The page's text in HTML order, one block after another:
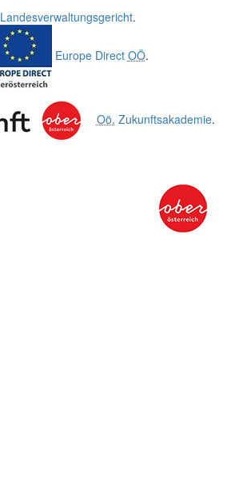
Landesverwaltungsgericht.
Europe Direct OÖ.
Oö. Zukunftsakademie.